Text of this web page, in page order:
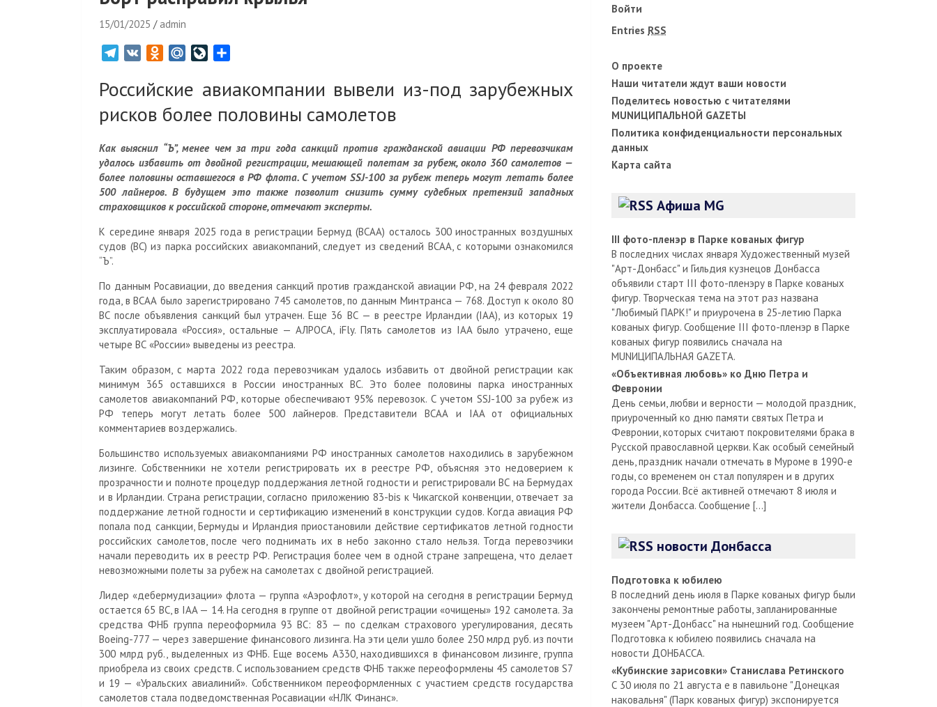
15/01/2025 admin
l
g
a
m
n
k
a
s
s
n
k
M
i
.
u
v
J
u
r
n
a
п
а
и
т
ь
Российские авиакомпании вывели из-под зарубежных
рисков более половины самолетов
Как выяснил “Ъ”, менее чем за три года санкций против гражданской авиации РФ перевозчикам
удалось избавить от двойной регистрации, мешающей полетам за рубеж, около 360 самолетов —
более половины оставшегося в РФ флота. С учетом SSJ-100 за рубеж теперь могут летать более
500 лайнеров. В будущем это также позволит снизить сумму судебных претензий западных
страховщиков к российской стороне, отмечают эксперты.
К середине января 2025 года в регистрации Бермуд (ВСАА) осталось 300 иностранных воздушных
судов (ВС) из парка российских авиакомпаний, следует из сведений ВСАА, с которыми ознакомился
“Ъ”.
По данным Росавиации, до введения санкций против гражданской авиации РФ, на 24 февраля 2022
года, в ВСАА было зарегистрировано 745 самолетов, по данным Минтранса — 768. Доступ к около 80
ВС после объявления санкций был утрачен. Еще 36 ВС — в реестре Ирландии (IAA), из которых 19
эксплуатировала «Россия», остальные — АЛРОСА, iFly. Пять самолетов из IAA было утрачено, еще
четыре ВС «России» выведены из реестра.
Таким образом, с марта 2022 года перевозчикам удалось избавить от двойной регистрации как
минимум 365 оставшихся в России иностранных ВС. Это более половины парка иностранных
самолетов авиакомпаний РФ, которые обеспечивают 95% перевозок. С учетом SSJ-100 за рубеж из
РФ теперь могут летать более 500 лайнеров. Представители ВСАА и IAA от официальных
комментариев воздержались.
Большинство используемых авиакомпаниями РФ иностранных самолетов находились в зарубежном
лизинге. Собственники не хотели регистрировать их в реестре РФ, объясняя это недоверием к
прозрачности и полноте процедур поддержания летной годности и регистрировали ВС на Бермудах
и в Ирландии. Страна регистрации, согласно приложению 83-bis к Чикагской конвенции, отвечает за
поддержание летной годности и сертификацию изменений в конструкции судов. Когда авиация РФ
попала под санкции, Бермуды и Ирландия приостановили действие сертификатов летной годности
российских самолетов, после чего поднимать их в небо законно стало нельзя. Тогда перевозчики
начали переводить их в реестр РФ. Регистрация более чем в одной стране запрещена, что делает
невозможными полеты за рубеж на самолетах с двойной регистрацией.
Лидер «дебермудизации» флота — группа «Аэрофлот», у которой на сегодня в регистрации Бермуд
остается 65 ВС, в IAA — 14. На сегодня в группе от двойной регистрации «очищены» 192 самолета. За
средства ФНБ группа переоформила 93 ВС: 83 — по сделкам страхового урегулирования, десять
Boeing-777 — через завершение финансового лизинга. На эти цели ушло более 250 млрд руб. из почти
300 млрд руб., выделенных из ФНБ. Еще восемь А330, находившихся в финансовом лизинге, группа
приобрела из своих средств. С использованием средств ФНБ также переоформлены 45 самолетов S7
и 19 — «Уральских авиалиний». Собственником переоформленных с участием средств государства
самолетов стала подведомственная Росавиации «НЛК Финанс».
Войти
Entries RSS
О проекте
Наши читатели ждут ваши новости
Поделитесь новостью с читателями
MUNИЦИПАЛЬНОЙ GAZЕТЫ
Политика конфиденциальности персональных
данных
Карта сайта
Афиша MG
III фото-пленэр в Парке кованых фигур
В последних числах января Художественный музей
"Арт-Донбасс" и Гильдия кузнецов Донбасса
объявили старт III фото-пленэру в Парке кованых
фигур. Творческая тема на этот раз названа
"Любимый ПАРК!" и приурочена в 25-летию Парка
кованых фигур. Сообщение III фото-пленэр в Парке
кованых фигур появились сначала на
MUNИЦИПАЛЬНАЯ GAZЕТА.
«Объективная любовь» ко Дню Петра и
Февронии
День семьи, любви и верности — молодой праздник,
приуроченный ко дню памяти святых Петра и
Февронии, которых считают покровителями брака в
Русской православной церкви. Как особый семейный
день, праздник начали отмечать в Муроме в 1990-е
годы, со временем он стал популярен и в других
города России. Всё активней отмечают 8 июля и
жители Донбасса. Сообщение […]
новости Донбасса
Подготовка к юбилею
В последний день июля в Парке кованых фигур были
закончены ремонтные работы, запланированные
музеем "Арт-Донбасс" на нынешний год. Сообщение
Подготовка к юбилею появились сначала на
новости ДОНБАССА.
«Кубинские зарисовки» Станислава Ретинского
С 30 июля по 21 августа е в павильоне "Донецкая
наковальня" (Парк кованых фигур) экспонируется